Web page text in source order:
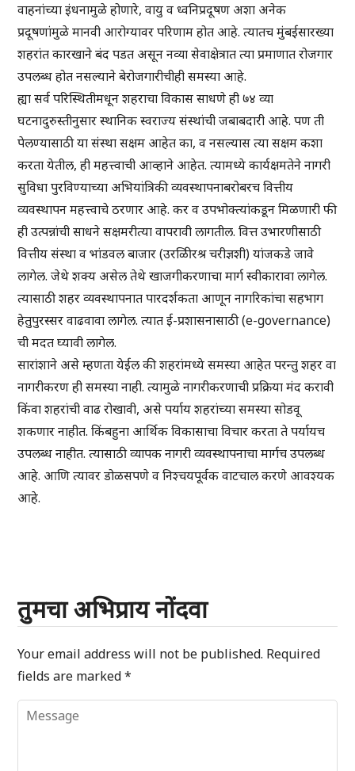
वाहनांच्या इंधनामुळे होणारे, वायु व ध्वनिप्रदूषण अशा अनेक
प्रदूषणांमुळे मानवी आरोग्यावर परिणाम होत आहे. त्यातच मुंबईसारख्या
शहरांत कारखाने बंद पडत असून नव्या सेवाक्षेत्रात त्या प्रमाणात रोजगार
उपलब्ध होत नसल्याने बेरोजगारीचीही समस्या आहे.
ह्या सर्व परिस्थितीमधून शहराचा विकास साधणे ही ७४ व्या
घटनादुरुस्तीनुसार स्थानिक स्वराज्य संस्थांची जबाबदारी आहे. पण ती
पेलण्यासाठी या संस्था सक्षम आहेत का, व नसल्यास त्या सक्षम कशा
करता येतील, ही महत्त्वाची आव्हाने आहेत. त्यामध्ये कार्यक्षमतेने नागरी
सुविधा पुरविण्याच्या अभियांत्रिकी व्यवस्थापनाबरोबरच वित्तीय
व्यवस्थापन महत्त्वाचे ठरणार आहे. कर व उपभोक्त्यांकडून मिळणारी फी
ही उत्पन्नांची साधने सक्षमरीत्या वापरावी लागतील. वित्त उभारणीसाठी
वित्तीय संस्था व भांडवल बाजार (उरळिीरश्र चरीज्ञशी) यांजकडे जावे
लागेल. जेथे शक्य असेल तेथे खाजगीकरणाचा मार्ग स्वीकारावा लागेल.
त्यासाठी शहर व्यवस्थापनात पारदर्शकता आणून नागरिकांचा सहभाग
हेतुपुरस्सर वाढवावा लागेल. त्यात ई-प्रशासनासाठी (e-governance)
ची मदत घ्यावी लागेल.
सारांशाने असे म्हणता येईल की शहरांमध्ये समस्या आहेत परन्तु शहर वा
नागरीकरण ही समस्या नाही. त्यामुळे नागरीकरणाची प्रक्रिया मंद करावी
किंवा शहरांची वाढ रोखावी, असे पर्याय शहरांच्या समस्या सोडवू
शकणार नाहीत. किंबहुना आर्थिक विकासाचा विचार करता ते पर्यायच
उपलब्ध नाहीत. त्यासाठी व्यापक नागरी व्यवस्थापनाचा मार्गच उपलब्ध
आहे. आणि त्यावर डोळसपणे व निश्चयपूर्वक वाटचाल करणे आवश्यक
आहे.
तुमचा अभिप्राय नोंदवा
Your email address will not be published. Required
fields are marked*